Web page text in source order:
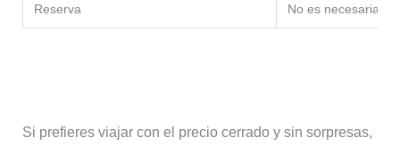
Reserva No es necesaria
Si prefieres viajar con el precio cerrado y sin sorpresas,